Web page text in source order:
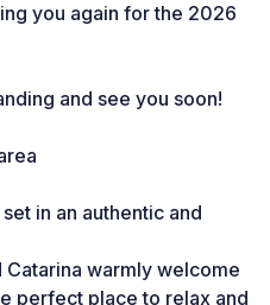
you again for the 2026
and see you soon!
in an authentic and
warmly welcome
perfect place to relax and